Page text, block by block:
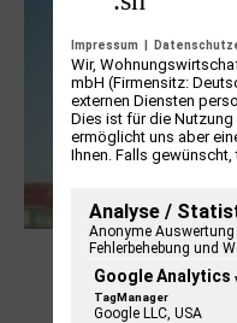
NUKLEUS Kiel
Impressum |
Wir,
mbH (Firmensitz:
externen Diensten
Dies ist für die
ermöglicht uns aber
Ihnen. Falls
Analyse /
Anonyme
Fehlerbehebung und
Google Analytics
TagManager
Google LLC, USA